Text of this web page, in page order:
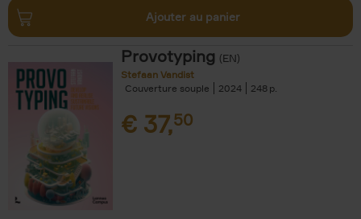
Ajouter au panier
Provotyping (EN)
Stefaan Vandist
Couverture souple
2024 248
€ 37,50